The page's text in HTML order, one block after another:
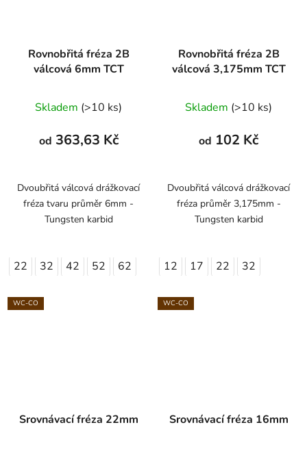
Rovnobřitá fréza 2B
válcová 6mm TCT
Skladem (>10 ks)
od 363,63 Kč
Dvoubřitá válcová drážkovací
fréza tvaru průměr 6mm -
Tungsten karbid
22 32 42 52 62
Rovnobřitá fréza 2B
válcová 3,175mm TCT
Skladem (>10 ks)
od 102 Kč
Dvoubřitá válcová drážkovací
fréza průměr 3,175mm -
Tungsten karbid
12 17 22 32
WC-CO
Srovnávací fréza 22mm
WC-CO
Srovnávací fréza 16mm